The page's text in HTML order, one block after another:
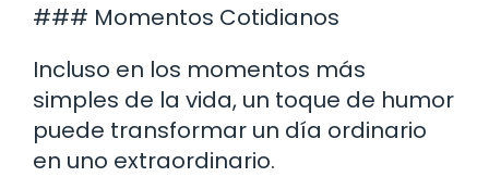
### Momentos Cotidianos
Incluso en los momentos más
simples de la vida, un toque de humor
puede transformar un día ordinario
en uno extraordinario.